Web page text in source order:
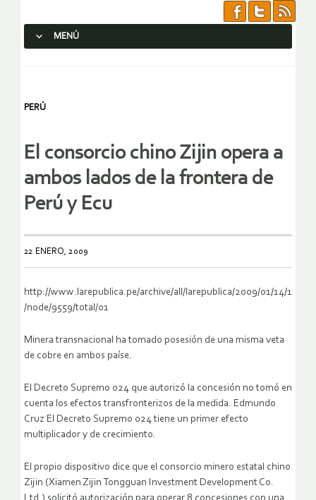
MENÚ
PERÚ
El consorcio chino Zijin opera a
ambos lados de la frontera de
Perú y Ecu
22 ENERO, 2009
http://www.larepublica.pe/archive/all/larepublica/2009/01/14/1
/node/9559/total/01
Minera transnacional ha tomado posesión de una misma veta
de cobre en ambos paíse.
El Decreto Supremo 024 que autorizó la concesión no tomó en
cuenta los efectos transfronterizos de la medida. Edmundo
Cruz El Decreto Supremo 024 tiene un primer efecto
multiplicador y de crecimiento.
El propio dispositivo dice que el consorcio minero estatal chino
Zijin (Xiamen Zijin Tongguan Investment Development Co.